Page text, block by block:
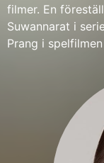
filmer. En
Suwannarat i
Prang i